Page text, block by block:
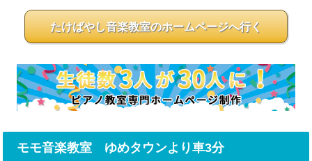
たけばやし音楽教室のホームページへ行く
モモ音楽教室 ゆめタウンより車3分